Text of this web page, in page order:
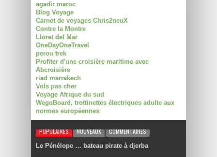
agadir maroc
Blog Voyage
Carnet de voyages Chris2neuX
Contre la Montre
Lloret del Mar
OneDayOneTravel
perou trek
Profiter d'une croisière maritime avec
Abcroisière
riad marrakech
Vols pas cher
Voyage Afrique du sud
WegoBoard, trottinettes électriques adulte aux
normes européennes
POPULAIRES NOUVEAUX COMMENTAIRES
Le Pénélope … bateau pirate à djerba